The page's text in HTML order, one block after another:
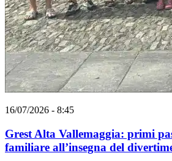
16/07/2026 - 8:45
Grest Alta Vallemaggia: primi
familiare all’insegna del